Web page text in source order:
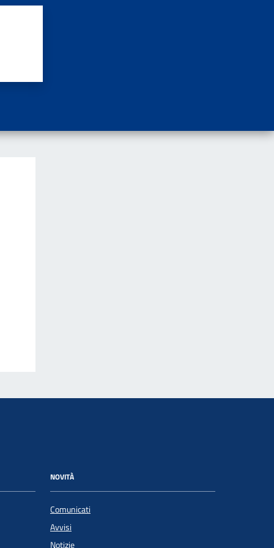
NOVITÀ
Comunicati
Avvisi
Notizie